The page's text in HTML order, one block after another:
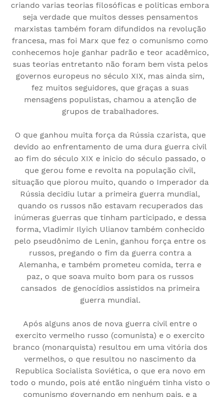
criando varias teorias filosóficas e politicas embora
seja verdade que muitos desses pensamentos
marxistas também foram difundidos na revolução
francesa, mas foi Marx que fez o comunismo como
conhecemos hoje ganhar padrão e teor acadêmico,
suas teorias entretanto não foram bem vista pelos
governos europeus no século XIX, mas ainda sim,
fez muitos seguidores, que graças a suas
mensagens populistas, chamou a atenção de
grupos de trabalhadores.
O que ganhou muita força da Rússia czarista, que
devido ao enfrentamento de uma dura guerra civil
ao fim do século XIX e inicio do século passado, o
que gerou fome e revolta na população civil,
situação que piorou muito, quando o Imperador da
Rússia decidiu lutar a primeira guerra mundial,
quando os russos não estavam recuperados das
inúmeras guerras que tinham participado, e dessa
forma, Vladimir Ilyich Ulianov também conhecido
pelo pseudônimo de Lenin, ganhou força entre os
russos, pregando o fim da guerra contra a
Alemanha, e também prometeu comida, terra e
paz, o que soava muito bom para os russos
cansados de genocídios assistidos na primeira
guerra mundial.
Após alguns anos de nova guerra civil entre o
exercito vermelho russo (comunista) e o exercito
branco (monarquista) resultou em uma vitória dos
vermelhos, o que resultou no nascimento da
Republica Socialista Soviética, o que era novo em
todo o mundo, pois até então ninguém tinha visto o
comunismo governando em nenhum pais, e a